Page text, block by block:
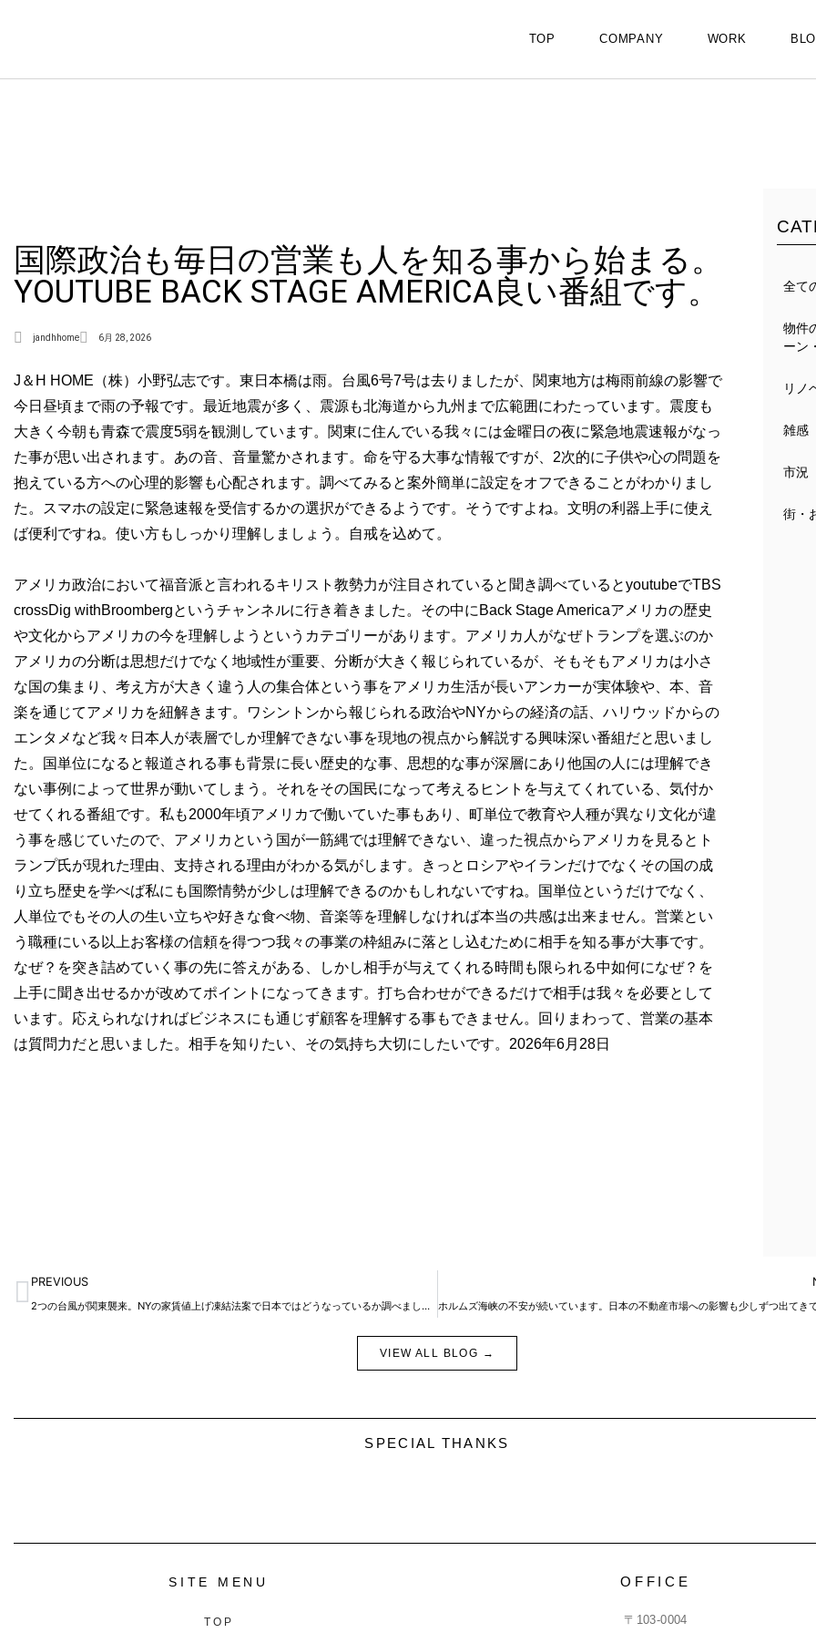
TOP COMPANY WORK
国際政治も毎日の営業も人を知る事から始まる。
YOUTUBE BACK STAGE AMERICA良い番組です。
jandhhome 6月 28, 2026
J＆H HOME（株）小野弘志です。東日本橋は雨。台風6号7号は去りましたが、関東地方は梅雨前線の影響で
今日昼頃まで雨の予報です。最近地震が多く、震源も北海道から九州まで広範囲にわたっています。震度も
大きく今朝も青森で震度5弱を観測しています。関東に住んでいる我々には金曜日の夜に緊急地震速報がなっ
た事が思い出されます。あの音、音量驚かされます。命を守る大事な情報ですが、2次的に子供や心の問題を
抱えている方への心理的影響も心配されます。調べてみると案外簡単に設定をオフできることがわかりまし
た。スマホの設定に緊急速報を受信するかの選択ができるようです。そうですよね。文明の利器上手に使え
ば便利ですね。使い方もしっかり理解しましょう。自戒を込めて。
アメリカ政治において福音派と言われるキリスト教勢力が注目されていると聞き調べているとyoutubeでTBS
crossDig withBroombergというチャンネルに行き着きました。その中にBack Stage Americaアメリカの歴史
や文化からアメリカの今を理解しようというカテゴリーがあります。アメリカ人がなぜトランプを選ぶのか
アメリカの分断は思想だけでなく地域性が重要、分断が大きく報じられているが、そもそもアメリカは小さ
な国の集まり、考え方が大きく違う人の集合体という事をアメリカ生活が長いアンカーが実体験や、本、音
楽を通じてアメリカを紐解きます。ワシントンから報じられる政治やNYからの経済の話、ハリウッドからの
エンタメなど我々日本人が表層でしか理解できない事を現地の視点から解説する興味深い番組だと思いまし
た。国単位になると報道される事も背景に長い歴史的な事、思想的な事が深層にあり他国の人には理解でき
ない事例によって世界が動いてしまう。それをその国民になって考えるヒントを与えてくれている、気付か
せてくれる番組です。私も2000年頃アメリカで働いていた事もあり、町単位で教育や人種が異なり文化が違
う事を感じていたので、アメリカという国が一筋縄では理解できない、違った視点からアメリカを見るとト
ランプ氏が現れた理由、支持される理由がわかる気がします。きっとロシアやイランだけでなくその国の成
り立ち歴史を学べば私にも国際情勢が少しは理解できるのかもしれないですね。国単位というだけでなく、
人単位でもその人の生い立ちや好きな食べ物、音楽等を理解しなければ本当の共感は出来ません。営業とい
う職種にいる以上お客様の信頼を得つつ我々の事業の枠組みに落とし込むために相手を知る事が大事です。
なぜ？を突き詰めていく事の先に答えがある、しかし相手が与えてくれる時間も限られる中如何になぜ？を
上手に聞き出せるかが改めてポイントになってきます。打ち合わせができるだけで相手は我々を必要として
います。応えられなければビジネスにも通じず顧客を理解する事もできません。回りまわって、営業の基本
は質問力だと思いました。相手を知りたい、その気持ち大切にしたいです。2026年6月28日
全て
物件
ーン
リノ
雑感
市況
街・
Prev
PREVIOUS
2つの台風が関東襲来。NYの家賃値上げ凍結法案で日本ではどうなっているか調べました。
VIEW ALL BLOG →
SPECIAL THANKS
SITE MENU
TOP
OFFICE
〒103-0004